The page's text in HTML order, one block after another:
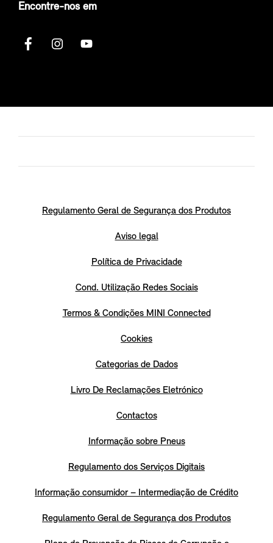
Encontre-nos em
Regulamento Geral de Segurança dos Produtos
Aviso legal
Política de Privacidade
Cond. Utilização Redes Sociais
Termos & Condições MINI Connected
Cookies
Categorias de Dados
Livro De Reclamações Eletrónico
Contactos
Informação sobre Pneus
Regulamento dos Serviços Digitais
Informação consumidor – Intermediação de Crédito
Regulamento Geral de Segurança dos Produtos